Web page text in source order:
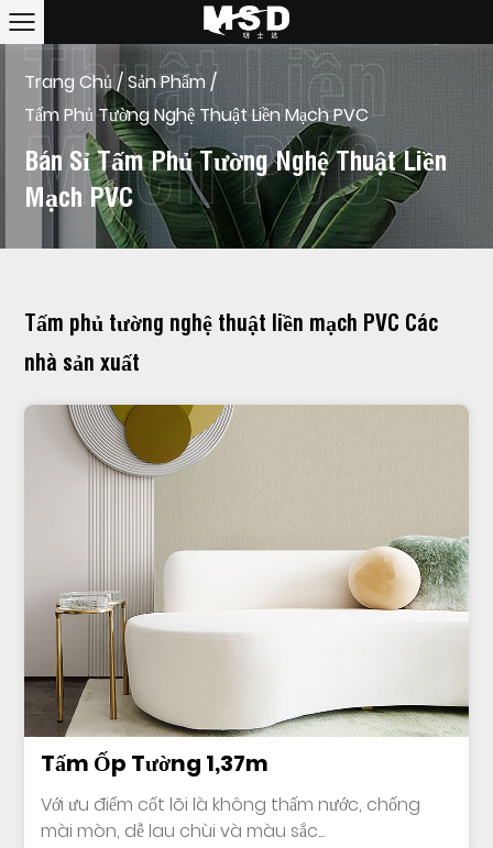
Trang Chủ/Sản Phẩm/
Tấm Phủ Tường Nghệ Thuật Liền Mạch PVC
Bán Sỉ Tấm Phủ Tường Nghệ Thuật Liền
Mạch PVC
Tấm phủ tường nghệ thuật liền mạch PVC Các
nhà sản xuất
Tấm Ốp Tường 1,37m
Với ưu điểm cốt lõi là không thấm nước, chống
mài mòn, dễ lau chùi và màu sắc...